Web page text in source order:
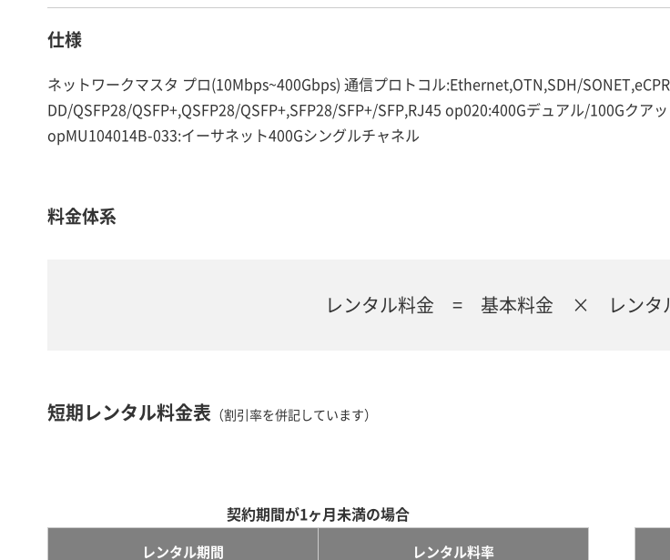
仕様
ネットワークマスタ プロ(10Mbps~400Gbps) 通信プロトコル:Ethernet,OTN,SDH/
DD/QSFP28/QSFP+,QSFP28/QSFP+,SFP28/SFP+/SFP,RJ45 op020:400Gデュアル/100Gク
opMU104014B-033:イーサネット400Gシングルチャネル
料金体系
レンタル料金 = 基本料金 × レンタル
短期レンタル料金表 （割引率を併記しています）
契約期間が1ヶ月未満の場合
レンタル期間 レンタル料率